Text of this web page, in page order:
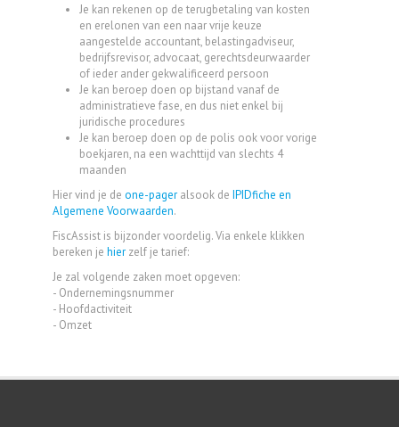
Je kan rekenen op de terugbetaling van kosten
en erelonen van een naar vrije keuze
aangestelde accountant, belastingadviseur,
bedrijfsrevisor, advocaat, gerechtsdeurwaarder
of ieder ander gekwalificeerd persoon
Je kan beroep doen op bijstand vanaf de
administratieve fase, en dus niet enkel bij
juridische procedures
Je kan beroep doen op de polis ook voor vorige
boekjaren, na een wachttijd van slechts 4
maanden
Hier vind je de one-pager alsook de IPIDfiche en
Algemene Voorwaarden.
FiscAssist is bijzonder voordelig. Via enkele klikken
bereken je hier zelf je tarief:
Je zal volgende zaken moet opgeven:
- Ondernemingsnummer
- Hoofdactiviteit
- Omzet